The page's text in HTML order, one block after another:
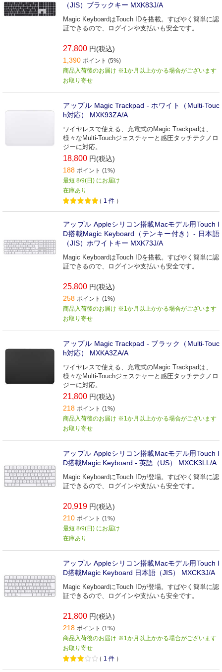
（JIS）ブラックキー MXK83J/A
Magic KeyboardはTouch IDを搭載。すばやく簡単に認
証できるので、ログインや支払いも安全です。
27,800 円(税込)
1,390 ポイント (5%)
商品入荷後のお届け ※1か月以上かかる場合がございます
お取り寄せ
アップル Magic Trackpad - ホワイト（Multi-Touc
h対応） MXK93ZA/A
ワイヤレスで使える、充電式のMagic Trackpadは、
様々なMulti-Touchジェスチャーと感圧タッチテクノロ
ジーに対応。
18,800 円(税込)
188 ポイント (1%)
最短 8/9(日) にお届け
在庫あり
（ 1 件 ）
アップル Appleシリコン搭載Macモデル用Touch I
D搭載Magic Keyboard（テンキー付き）- 日本語
（JIS）ホワイトキー MXK73J/A
Magic KeyboardはTouch IDを搭載。すばやく簡単に認
証できるので、ログインや支払いも安全です。
25,800 円(税込)
258 ポイント (1%)
商品入荷後のお届け ※1か月以上かかる場合がございます
お取り寄せ
アップル Magic Trackpad - ブラック（Multi-Touc
h対応） MXKA3ZA/A
ワイヤレスで使える、充電式のMagic Trackpadは、
様々なMulti-Touchジェスチャーと感圧タッチテクノロ
ジーに対応。
21,800 円(税込)
218 ポイント (1%)
商品入荷後のお届け ※1か月以上かかる場合がございます
お取り寄せ
アップル Appleシリコン搭載Macモデル用Touch I
D搭載Magic Keyboard - 英語（US） MXCK3LL/A
Magic KeyboardにTouch IDが登場。すばやく簡単に認
証できるので、ログインや支払いも安全です。
20,919 円(税込)
210 ポイント (1%)
最短 8/9(日) にお届け
在庫あり
アップル Appleシリコン搭載Macモデル用Touch I
D搭載Magic Keyboard 日本語（JIS） MXCK3J/A
Magic KeyboardにTouch IDが登場。すばやく簡単に認
証できるので、ログインや支払いも安全です。
21,800 円(税込)
218 ポイント (1%)
商品入荷後のお届け ※1か月以上かかる場合がございます
お取り寄せ
（ 1 件 ）